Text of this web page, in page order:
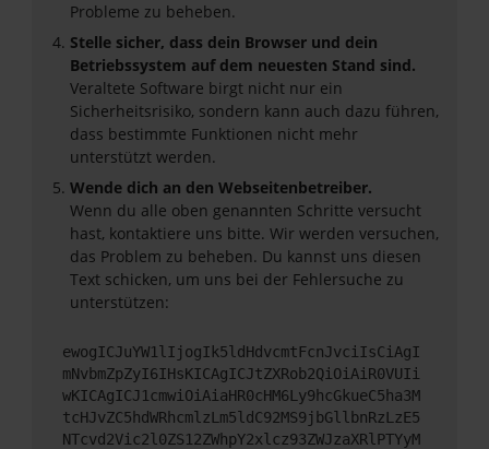
Probleme zu beheben.
Stelle sicher, dass dein Browser und dein
Betriebssystem auf dem neuesten Stand sind.
Veraltete Software birgt nicht nur ein
Sicherheitsrisiko, sondern kann auch dazu führen,
dass bestimmte Funktionen nicht mehr
unterstützt werden.
Wende dich an den Webseitenbetreiber.
Wenn du alle oben genannten Schritte versucht
hast, kontaktiere uns bitte. Wir werden versuchen,
das Problem zu beheben. Du kannst uns diesen
Text schicken, um uns bei der Fehlersuche zu
unterstützen:
ewogICJuYW1lIjogIk5ldHdvcmtFcnJvciIsCiAgI
mNvbmZpZyI6IHsKICAgICJtZXRob2QiOiAiR0VUIi
wKICAgICJ1cmwiOiAiaHR0cHM6Ly9hcGkueC5ha3M
tcHJvZC5hdWRhcmlzLm5ldC92MS9jbGllbnRzLzE5
NTcvd2Vic2l0ZS12ZWhpY2xlcz93ZWJzaXRlPTYyM